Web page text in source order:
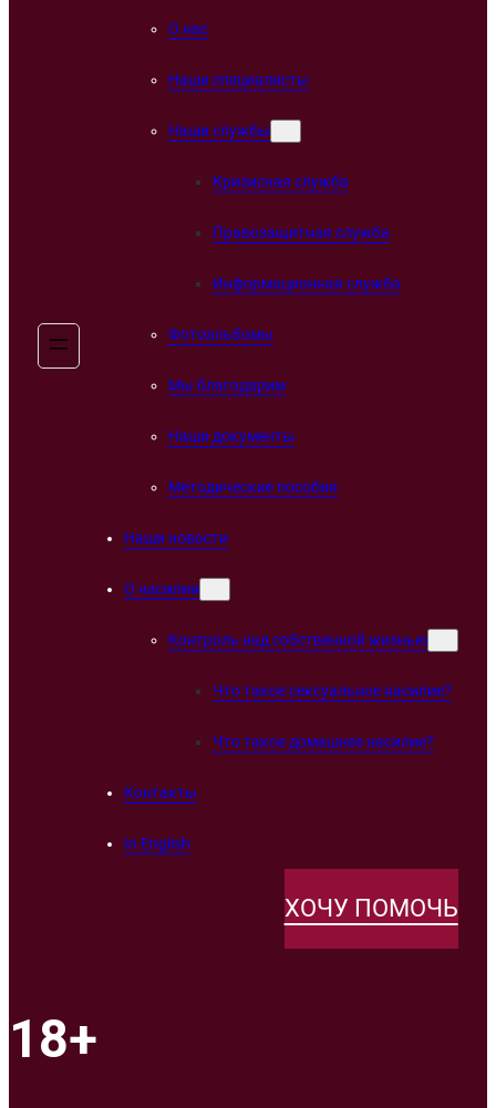
О нас
Наши специалисты
Наши службы
Кризисная служба
Правозащитная служба
Информационная служба
Фотоальбомы
Мы благодарим
Наши документы
Методические пособия
Наши новости
О насилии
Контроль над собственной жизнью
Что такое сексуальное насилие?
Что такое домашнее насилие?
Контакты
In English
ХОЧУ ПОМОЧЬ
18+